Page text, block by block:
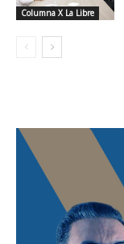
Columna X La Libre